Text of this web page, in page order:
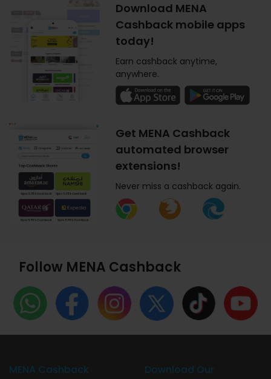
Download MENA
Cashback mobile apps
today!
Earn cashback anytime,
anywhere.
Get MENA Cashback
automated browser
extensions!
Never miss a cashback again.
Follow MENA Cashback
MENA Cashback Download Our